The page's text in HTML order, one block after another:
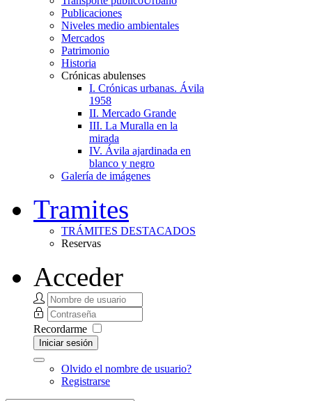
Publicaciones
Niveles medio ambientales
Mercados
Patrimonio
Historia
Crónicas abulenses
I. Crónicas urbanas. Ávila
1958
II. Mercado Grande
III. La Muralla en la
mirada
IV. Ávila ajardinada en
blanco y negro
Galería de imágenes
Tramites
TRÁMITES DESTACADOS
Reservas
Acceder
Recordarme
Iniciar sesión
Olvido el nombre de usuario?
Registrarse